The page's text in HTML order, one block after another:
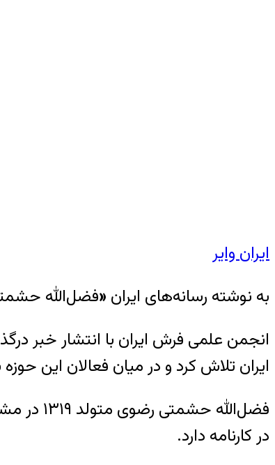
ایران وایر
به نوشته رسانه‌های ایران «فضل‌الله حشمتی
انجمن علمی فرش ایران با انتشار
ایران تلاش کرد و در میان فعالان این
در کارنامه دارد.